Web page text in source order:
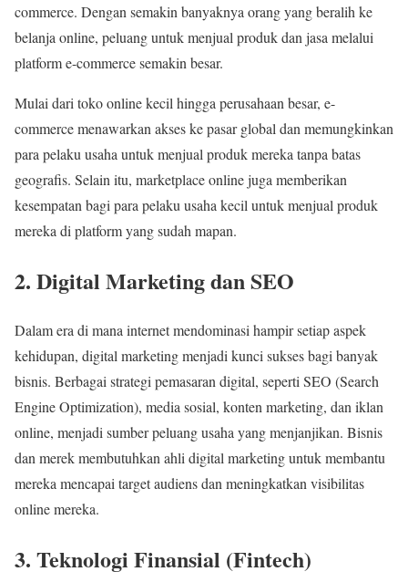
commerce. Dengan semakin banyaknya orang yang beralih ke
belanja online, peluang untuk menjual produk dan jasa melalui
platform e-commerce semakin besar.
Mulai dari toko online kecil hingga perusahaan besar, e-
commerce menawarkan akses ke pasar global dan memungkinkan
para pelaku usaha untuk menjual produk mereka tanpa batas
geografis. Selain itu, marketplace online juga memberikan
kesempatan bagi para pelaku usaha kecil untuk menjual produk
mereka di platform yang sudah mapan.
2. Digital Marketing dan SEO
Dalam era di mana internet mendominasi hampir setiap aspek
kehidupan, digital marketing menjadi kunci sukses bagi banyak
bisnis. Berbagai strategi pemasaran digital, seperti SEO (Search
Engine Optimization), media sosial, konten marketing, dan iklan
online, menjadi sumber peluang usaha yang menjanjikan. Bisnis
dan merek membutuhkan ahli digital marketing untuk membantu
mereka mencapai target audiens dan meningkatkan visibilitas
online mereka.
3. Teknologi Finansial (Fintech)